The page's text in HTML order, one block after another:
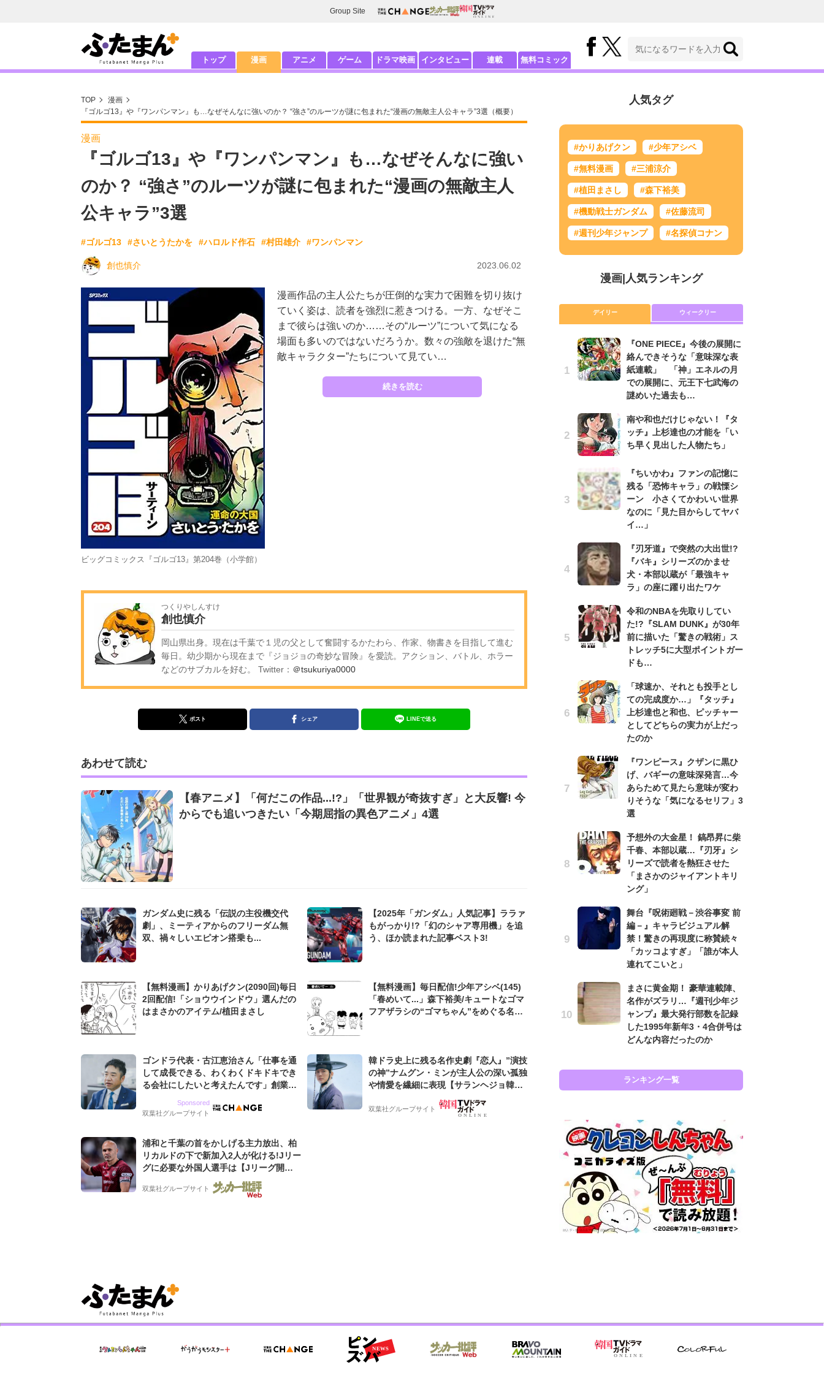
Group Site
トップ 漫画 アニメ ゲーム ドラマ映画 インタビュー 連載 無料コミック
TOP
漫画
『ゴルゴ13』や『ワンパンマン』も…なぜそんなに強いのか？ “強さ”のルーツが謎に包まれた“漫画の無敵主人公キャラ”3選（概要）
漫画
『ゴルゴ13』や『ワンパンマン』も…なぜそんなに強い
のか？ “強さ”のルーツが謎に包まれた“漫画の無敵主人
公キャラ”3選
#ゴルゴ13 #さいとうたかを #ハロルド作石 #村田雄介 #ワンパンマン
創也慎介 2023.06.02
ビッグコミックス『ゴルゴ13』第204巻（小学館）
漫画作品の主人公たちが圧倒的な実力で困難を切り抜け
ていく姿は、読者を強烈に惹きつける。一方、なぜそこ
まで彼らは強いのか……その“ルーツ”について気になる
場面も多いのではないだろうか。数々の強敵を退けた“無
敵キャラクター”たちについて見てい…
続きを読む
つくりやしんすけ
創也慎介
岡山県出身。現在は千葉で１児の父として奮闘するかたわら、作家、物書きを目指して進む
毎日。幼少期から現在まで『ジョジョの奇妙な冒険』を愛読。アクション、バトル、ホラー
などのサブカルを好む。 Twitter： ＠tsukuriya0000
ポスト シェア LINEで送る
あわせて読む
【春アニメ】「何だこの作品...!?」「世界観が奇抜すぎ」と大反響! 今
からでも追いつきたい「今期屈指の異色アニメ」4選
ガンダム史に残る「伝説の主役機交代
劇」、ミーティアからのフリーダム無
双、禍々しいエピオン搭乗も...
【2025年「ガンダム」人気記事】ララァ
もがっかり!?「幻のシャア専用機」を追
う、ほか読まれた記事ベスト3!
【無料漫画】かりあげクン(2090回)毎日
2回配信!「ショウウインドウ」選んだの
はまさかのアイテム/植田まさし
【無料漫画】毎日配信!少年アシベ(145)
「春めいて...」森下裕美/キュートなゴマ
フアザラシの“ゴマちゃん”をめぐる名作
ゴンドラ代表・古江恵治さん「仕事を通
して成長できる、わくわくドキドキでき
る会社にしたいと考えたんです」創業来
グ会社のアイデンティティ
Sponsored
双葉社グループサイト
韓ドラ史上に残る名作史劇『恋人』”演技
の神”ナムグン・ミンが主人公の深い孤独
や情愛を繊細に表現【サランヘジョ韓ド
双葉社グループサイト
浦和と千葉の首をかしげる主力放出、柏
リカルドの下で新加入2人が化ける!Jリー
グに必要な外国人選手は【Jリーグ開幕
「初めての秋春制」の大激論】(4)
双葉社グループサイト
人気タグ
#かりあげクン #少年アシベ
#無料漫画 #三浦涼介
#植田まさし #森下裕美
#機動戦士ガンダム #佐藤流司
#週刊少年ジャンプ #名探偵コナン
漫画| 人気ランキング
デイリー ウィークリー
『ONE PIECE』今後の展開に
絡んできそうな「意味深な表
紙連載」 「神」エネルの月
での展開に、元王下七武海の
謎めいた過去も…
南や和也だけじゃない！『タ
ッチ』上杉達也の才能を「い
ち早く見出した人物たち」
『ちいかわ』ファンの記憶に
残る「恐怖キャラ」の戦慄シ
ーン 小さくてかわいい世界
なのに「見た目からしてヤバ
イ…」
『刃牙道』で突然の大出世!?
『バキ』シリーズのかませ
犬・本部以蔵が「最強キャ
ラ」の座に躍り出たワケ
令和のNBAを先取りしてい
た!?『SLAM DUNK』が30年
前に描いた「驚きの戦術」ス
トレッチ5に大型ポイントガー
ドも…
「球速か、それとも投手とし
ての完成度か…」『タッチ』
上杉達也と和也、ピッチャー
としてどちらの実力が上だっ
たのか
『ワンピース』クザンに黒ひ
げ、バギーの意味深発言…今
あらためて見たら意味が変わ
りそうな「気になるセリフ」3
選
予想外の大金星！ 鎬昂昇に柴
千春、本部以蔵…『刃牙』シ
リーズで読者を熱狂させた
「まさかのジャイアントキリ
ング」
舞台『呪術廻戦－渋谷事変 前
編－』キャラビジュアル解
禁！驚きの再現度に称賛続々
「カッコよすぎ」「誰が本人
連れてこいと」
まさに黄金期！ 豪華連載陣、
名作がズラリ…『週刊少年ジ
ャンプ』最大発行部数を記録
した1995年新年3・4合併号は
どんな内容だったのか
ランキング一覧